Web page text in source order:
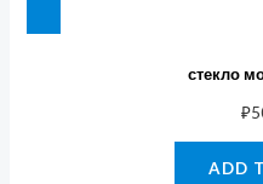
стекло
₽
ADD